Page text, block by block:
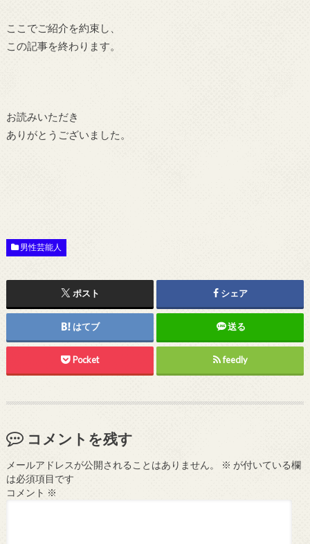
ここでご紹介を約束し、
この記事を終わります。
お読みいただき
ありがとうございました。
男性芸能人
ポスト シェア
はてブ 送る
Pocket feedly
コメントを残す
メールアドレスが公開されることはありません。 ※ が付いている欄
は必須項目です
コメント ※